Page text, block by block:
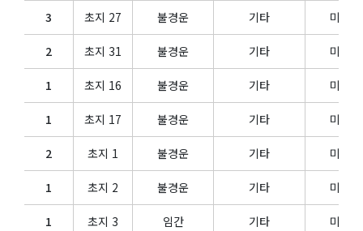
3 초지 27 불경운 기타 미이용
2 초지 31 불경운 기타 미이용
1 초지 16 불경운 기타 미이용
1 초지 17 불경운 기타 미이용
2 초지 1 불경운 기타 미이용
1 초지 2 불경운 기타 미이용
1 초지 3 임간 기타 미이용